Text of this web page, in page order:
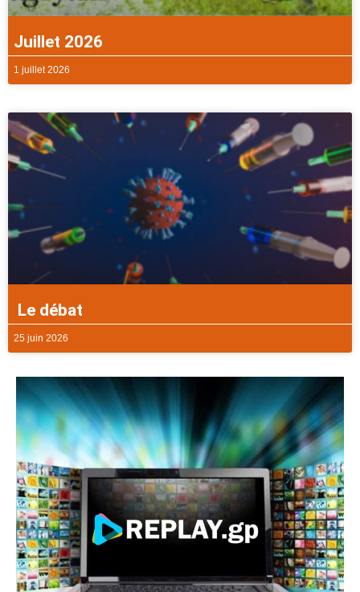
Juillet 2026
1 juillet 2026
Le débat
25 juin 2026